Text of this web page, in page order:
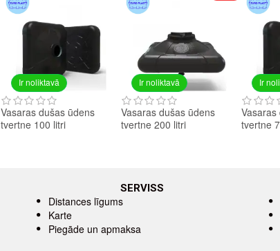
Ir noliktavā
Vasaras dušas ūdens
tvertne 100 litri
Ir noliktavā
Vasaras dušas ūdens
tvertne 200 litri
Ir
tvertne
SERVISS
Distances līgums
Karte
Piegāde un apmaksa